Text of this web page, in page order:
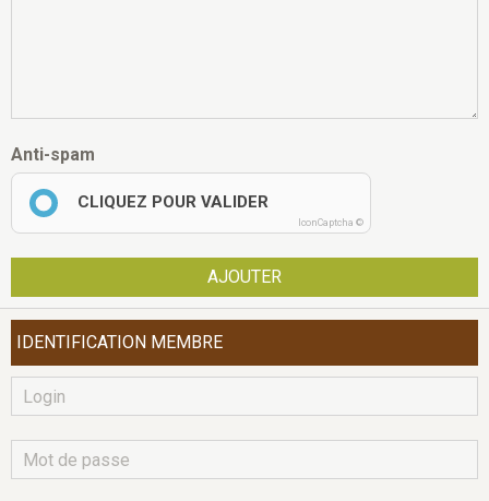
Anti-spam
CLIQUEZ POUR VALIDER
IconCaptcha ©
AJOUTER
IDENTIFICATION MEMBRE